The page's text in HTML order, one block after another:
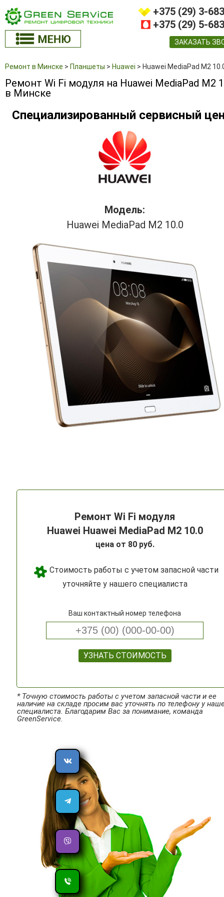
+375 (29) 3-
+375 (29) 5-
ЗАКАЗАТЬ
Ремонт в Минске > Планшеты > Huawei > Huawei MediaPad M2
Ремонт Wi Fi модуля на Huawei MediaPad M2
в Минске
Специализированный сервисный
Модель:
Huawei MediaPad M2 10.0
Ремонт Wi Fi модуля
Huawei Huawei MediaPad M2 10.0
цена от 80 руб.
Стоимость работы с учетом запасной части
уточняйте у нашего специалиста
Ваш контактный номер телефона
УЗНАТЬ СТОИМОСТЬ
* Точную стоимость работы с учетом запасной части и ее
наличие на складе просим вас уточнять по телефону у
специалиста. Благодарим Вас за понимание, команда
GreenService.